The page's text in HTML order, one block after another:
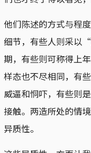
他们陈述的方式与程
细节，有些人则采以
期，有些则可称得上
样态也不尽相同，有
威逼和恫吓，有些则
接触。两造所处的情
异质性。